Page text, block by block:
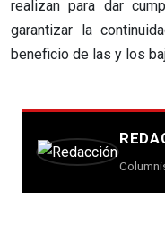
realizan para dar
garantizar la
beneficio de las y los